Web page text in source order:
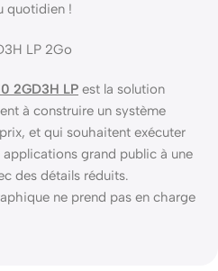
quotidien !
2GD3H LP est la solution
à construire un système
et qui souhaitent exécuter
grand public à une
des détails réduits.
ne prend pas en charge